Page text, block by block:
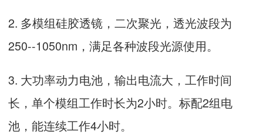
2. 多模组硅胶透镜，二次聚光，透光波段为
250--1050nm，满足各种波段光源使用。
3. 大功率动力电池，输出电流大，工作时间
长，单个模组工作时长为2小时。标配2组电
池，能连续工作4小时。